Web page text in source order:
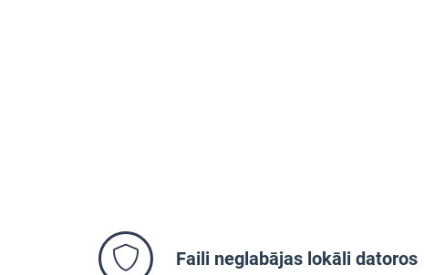
Faili neglabājas lokāli datoros